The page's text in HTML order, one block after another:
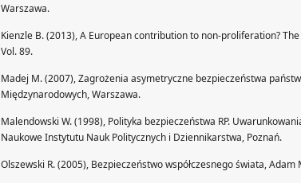
Warszawa.
Kienzle B. (2013), A European contribution to non-proliferation?
Vol. 89.
Madej M. (2007), Zagrożenia asymetryczne bezpieczeństwa
Międzynarodowych, Warszawa.
Malendowski W. (1998), Polityka bezpieczeństwa RP.
Naukowe Instytutu Nauk Politycznych i Dziennikarstwa, Poznań.
Olszewski R. (2005), Bezpieczeństwo współczesnego świata, Adam